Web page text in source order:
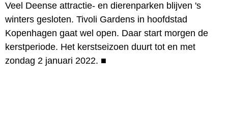
Veel Deense attractie- en dierenparken blijven 's
winters gesloten. Tivoli Gardens in hoofdstad
Kopenhagen gaat wel open. Daar start morgen de
kerstperiode. Het kerstseizoen duurt tot en met
zondag 2 januari 2022. ■